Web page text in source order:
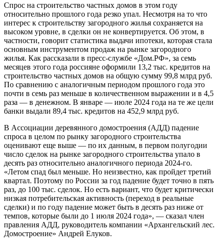
Спрос на строительство частных домов в этом году
относительно прошлого года резко упал. Несмотря на то что
интерес к строительству загородного жилья сохраняется на
высоком уровне, в сделки он не конвертируется. Об этом, в
частности, говорит статистика выдачи ипотеки, которая стала
основным инструментом продаж на рынке загородного
жилья. Как рассказали в пресс-службе «Дом.РФ», за семь
месяцев этого года россияне оформили 13,2 тыс. кредитов на
строительство частных домов на общую сумму 99,8 млрд руб.
По сравнению с аналогичным периодом прошлого года это
почти в семь раз меньше в количественном выражении и в 4,5
раза — в денежном. В январе — июле 2024 года на те же цели
банки выдали 89,4 тыс. кредитов на 452,9 млрд руб.
В Ассоциации деревянного домостроения (АДД) падение
спроса в целом по рынку загородного строительства
оценивают еще выше — по их данным, в первом полугодии
число сделок на рынке загородного строительства упало в
десять раз относительно аналогичного периода 2024-го.
«Летом спад был меньше. Но неизвестно, как пройдет третий
квартал. Поэтому по России за год падение будет точно в пять
раз, до 100 тыс. сделок. Но есть вариант, что будет критически
низкая потребительская активность (переход в реальные
сделки) и по году падение может быть в десять раз ниже от
темпов, которые были до 1 июля 2024 года», — сказал член
правления АДД, руководитель компании «Архангельский лес.
Домостроение» Андрей Елуков.